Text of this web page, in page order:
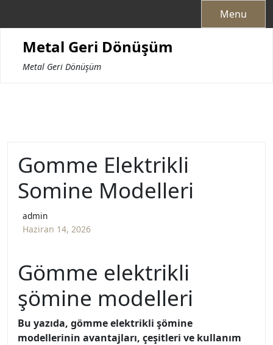
Menu
Metal Geri Dönüşüm
Metal Geri Dönüşüm
Gomme Elektrikli
Somine Modelleri
admin
Haziran 14, 2026
Gömme elektrikli
şömine modelleri
Bu yazıda, gömme elektrikli şömine
modellerinin avantajları, çeşitleri ve kullanım